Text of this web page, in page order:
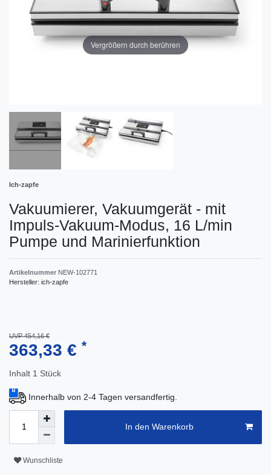
Vergrößern durch berühren
Ich-zapfe
Vakuumierer, Vakuumgerät - mit
Impuls-Vakuum-Modus, 16 L/min
Pumpe und Marinierfunktion
Artikelnummer NEW-102771
Hersteller: ich-zapfe
UVP 454,16 €
363,33 € *
Inhalt 1 Stück
Innerhalb von 2-4 Tagen versandfertig.
In den Warenkorb
Wunschliste